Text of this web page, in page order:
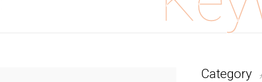
自転車通勤後の着替えは
Category